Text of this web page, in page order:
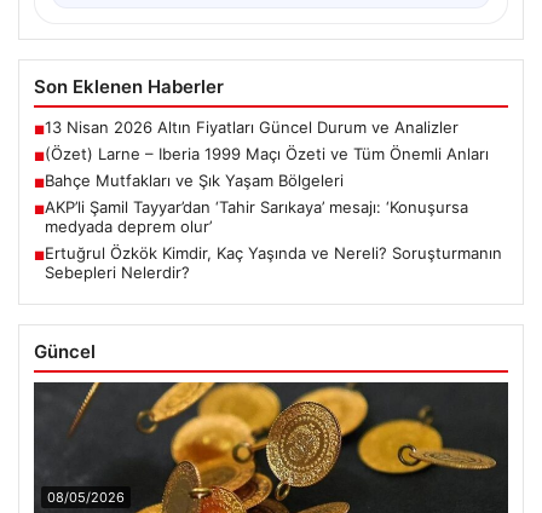
Son Eklenen Haberler
■13 Nisan 2026 Altın Fiyatları Güncel Durum ve Analizler
■(Özet) Larne – Iberia 1999 Maçı Özeti ve Tüm Önemli Anları
■Bahçe Mutfakları ve Şık Yaşam Bölgeleri
■AKP’li Şamil Tayyar’dan ‘Tahir Sarıkaya’ mesajı: ‘Konuşursa
medyada deprem olur’
■Ertuğrul Özkök Kimdir, Kaç Yaşında ve Nereli? Soruşturmanın
Sebepleri Nelerdir?
Güncel
08/05/2026